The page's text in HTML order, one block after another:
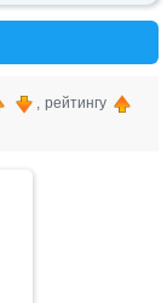
, рейтингу